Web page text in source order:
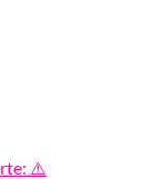
⚠️